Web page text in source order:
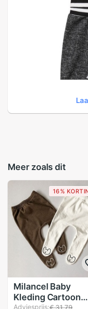
Meer zoals dit
16%
Milancel Baby
Kleding Cartoon
Adviesprijs:€ 31,79